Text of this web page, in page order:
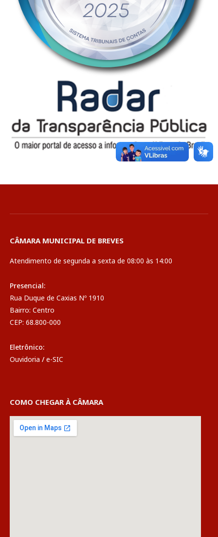
CÂMARA MUNICIPAL DE BREVES
Atendimento de segunda a sexta de 08:00 às 14:00
Presencial:
Rua Duque de Caxias Nº 1910
Bairro: Centro
CEP: 68.800-000
Eletrônico:
Ouvidoria / e-SIC
COMO CHEGAR À CÂMARA